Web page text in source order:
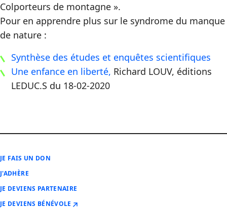
Colporteurs de montagne ».
Pour en apprendre plus sur le syndrome du manque
de nature :
Synthèse des études et enquêtes scientifiques
Une enfance en liberté, Richard LOUV, éditions
LEDUC.S du 18-02-2020
JE FAIS UN DON
J'ADHÈRE
JE DEVIENS PARTENAIRE
JE DEVIENS BÉNÉVOLE